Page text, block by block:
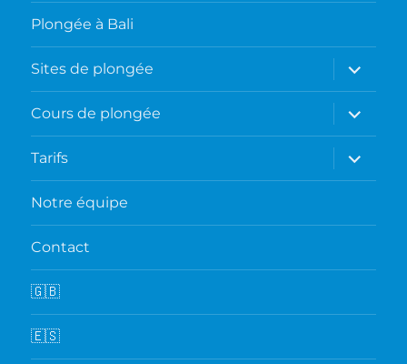
Plongée à Bali
Sites de plongée
ouvrir
le
sous-
menu
Cours de plongée
ouvrir
le
sous-
menu
Tarifs
ouvrir
le
sous-
Notre équipe
Contact
🇬🇧
🇪🇸